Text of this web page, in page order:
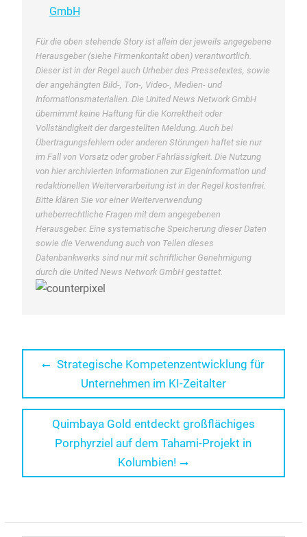
GmbH
Für die oben stehende Story ist allein der jeweils angegebene
Herausgeber (siehe Firmenkontakt oben) verantwortlich.
Dieser ist in der Regel auch Urheber des Pressetextes, sowie
der angehängten Bild-, Ton-, Video-, Medien- und
Informationsmaterialien. Die United News Network GmbH
übernimmt keine Haftung für die Korrektheit oder
Vollständigkeit der dargestellten Meldung. Auch bei
Übertragungsfehlern oder anderen Störungen haftet sie nur
im Fall von Vorsatz oder grober Fahrlässigkeit. Die Nutzung
von hier archivierten Informationen zur Eigeninformation und
redaktionellen Weiterverarbeitung ist in der Regel kostenfrei.
Bitte klären Sie vor einer Weiterverwendung
urheberrechtliche Fragen mit dem angegebenen
Herausgeber. Eine systematische Speicherung dieser Daten
sowie die Verwendung auch von Teilen dieses
Datenbankwerks sind nur mit schriftlicher Genehmigung
durch die United News Network GmbH gestattet.
Beitragsnavigation
Previous
Strategische Kompetenzentwicklung für
Unternehmen im KI-Zeitalter
Next
post:
Quimbaya Gold entdeckt großflächiges
Porphyrziel auf dem Tahami-Projekt in
Kolumbien!